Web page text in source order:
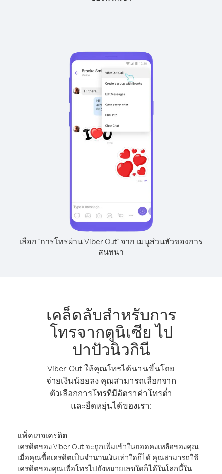
เลือก "การโทรผ่าน Viber Out" จาก เมนูส่วนหัวของการ
สนทนา
เคล็ดลับสำหรับการ
โทรจากตูนิเซีย ไป
ปาปัวนิวกินี
Viber Out ให้คุณโทรได้นานขึ้นโดย
จ่ายเงินน้อยลง คุณสามารถเลือกจาก
ตัวเลือกการโทรที่มีอัตราค่าโทรต่ำ
และยืดหยุ่นได้ของเรา:
แพ็คเกจเครดิต
เครดิตของ Viber Out จะถูกเพิ่มเข้าในยอดคงเหลือของคุณ
เมื่อคุณซื้อเครดิตเป็นจำนวนเงินเท่าใดก็ได้ คุณสามารถใช้
เครดิตของคุณเพื่อโทรไปยังหมายเลขใดก็ได้ในโลกนี้ใน